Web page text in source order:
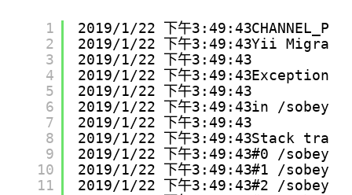
1
2
3
4
5
6
7
8
9
10
11
2019/1/22 下午
2019/1/22 下午3:49:43Yii
2019/1/22 下午3:49:43
2019/1/22 下午3:49:43Exception
2019/1/22 下午3:49:43
2019/1/22 下午3:49:43in /sobey/
2019/1/22 下午3:49:43
2019/1/22 下午3:49:43Stack
2019/1/22 下午3:49:43#0 /
2019/1/22 下午3:49:43#1 /
2019/1/22 下午3:49:43#2 /